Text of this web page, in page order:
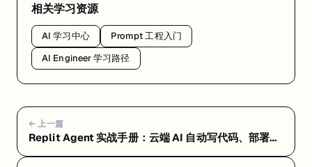
相关学习资源
AI 学习中心
Prompt 工程入门
AI Engineer 学习路径
← 上一篇
Replit Agent 实战手册：云端 AI 自动写代码、部署一